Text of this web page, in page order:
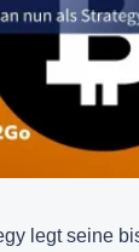
legt seine